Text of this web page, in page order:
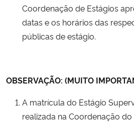
Ministério da Ciência, Tecnologia, Inovações
Ministério do Turismo
Ministério do Desenvolvimento Regional
Coordenação de Estágios
datas e os horários das
públicas de estágio.
OBSERVAÇÃO: (MUITO
A matrícula do Estágio
realizada na Coordenação